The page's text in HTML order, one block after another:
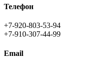
Телефон
+7-920-803-53-94
+7-910-307-44-99
Email